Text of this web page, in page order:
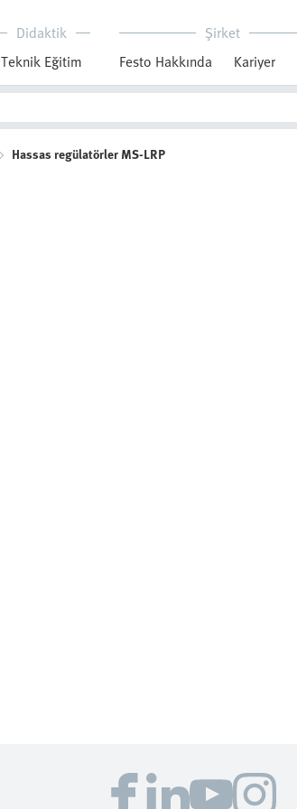
Didaktik
Teknik Eğitim
Şirket
Festo Hakkında
Kariyer
Hassas regülatörler MS-LRP